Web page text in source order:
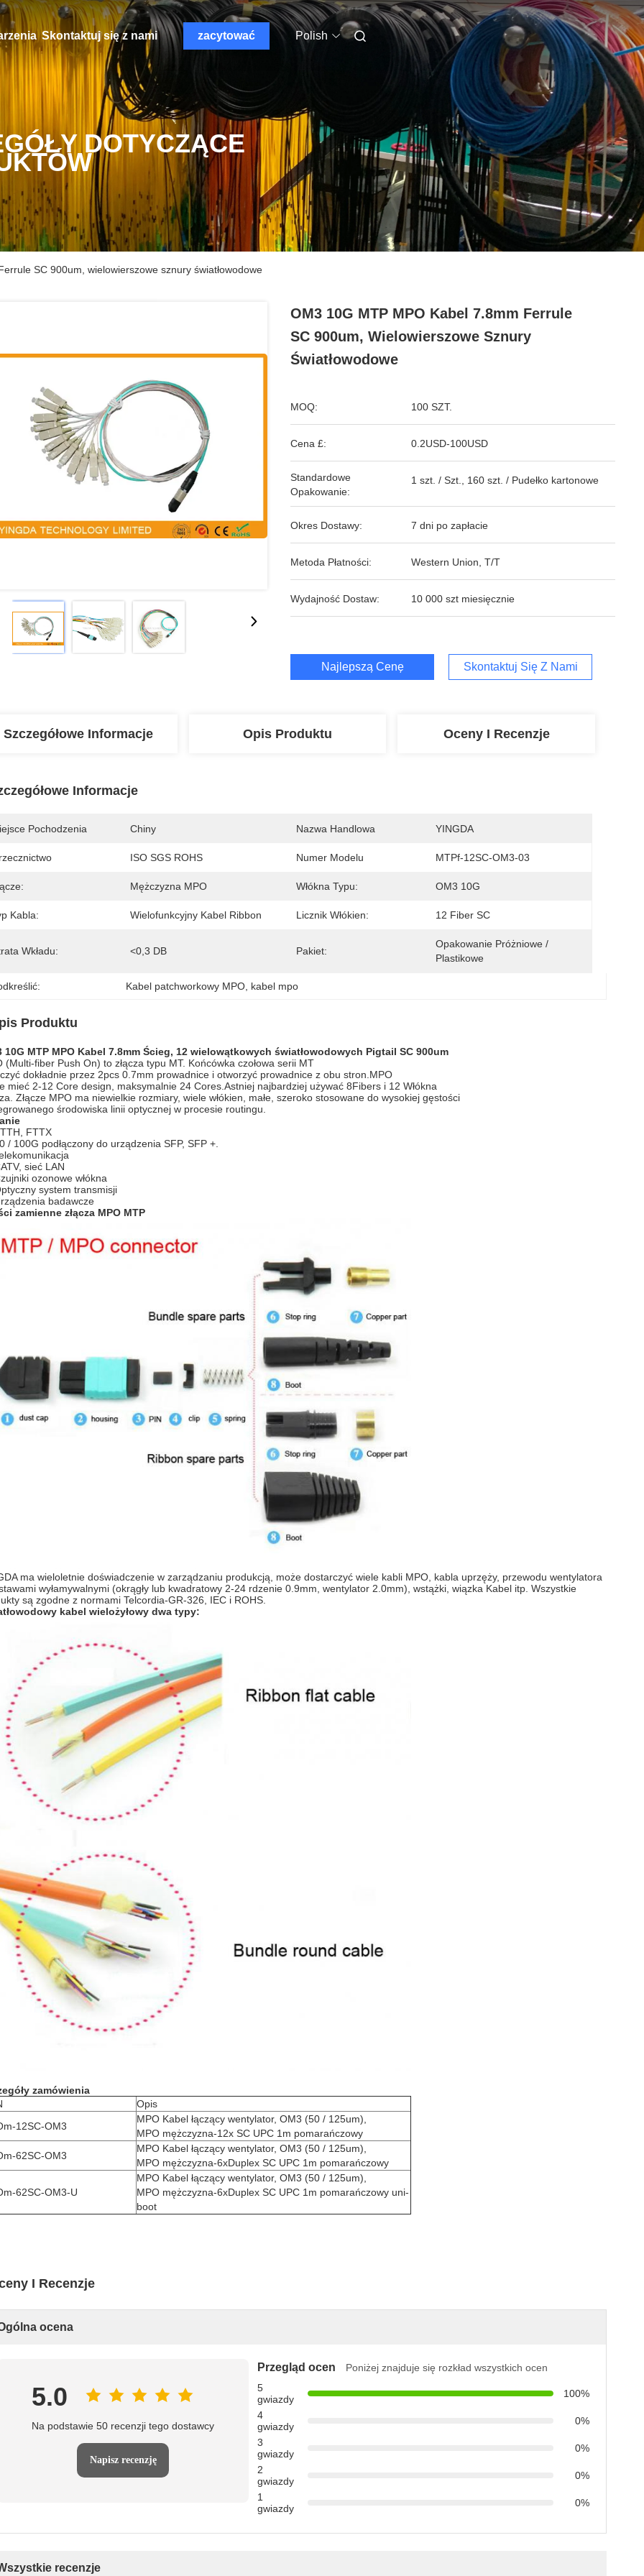
Skontaktuj się z nami zacytować Polish
DOTYCZĄCE
SC 900um, wielowierszowe sznury światłowodowe
OM3 10G MTP MPO Kabel 7.8mm Ferrule
SC 900um, Wielowierszowe Sznury
Światłowodowe
MOQ: 100 SZT.
Cena £: 0.2USD-100USD
Standardowe
Opakowanie:
1 szt. / Szt., 160 szt. / Pudełko kartonowe
Okres Dostawy: 7 dni po zapłacie
Metoda Płatności: Western Union, T/T
Wydajność Dostaw: 10 000 szt miesięcznie
Najlepszą Cenę Skontaktuj Się Z Nami
Szczegółowe Informacje Opis Produktu Oceny I Recenzje
Informacje
Pochodzenia Chiny Nazwa Handlowa YINGDA
ISO SGS ROHS Numer Modelu MTPf-12SC-OM3-03
Mężczyzna MPO Włókna Typu: OM3 10G
Kabla: Wielofunkcyjny Kabel Ribbon Licznik Włókien: 12 Fiber SC
Wkładu: <0,3 DB Pakiet:
Opakowanie Próżniowe /
Plastikowe
Kabel patchworkowy MPO kabel mpo
Produktu
10G MTP MPO Kabel 7.8mm Ścieg, 12 wielowątkowych światłowodowych Pigtail SC 900um
(Multi-fiber Push On) to złącza typu MT. Końcówka czołowa serii MT
dokładnie przez 2pcs 0.7mm prowadnice i otworzyć prowadnice z obu stron.MPO
mieć 2-12 Core design, maksymalnie 24 Cores.Astniej najbardziej używać 8Fibers i 12 Włókna
Złącze MPO ma niewielkie rozmiary, wiele włókien, małe, szeroko stosowane do wysokiej gęstości
środowiska linii optycznej w procesie routingu.
FTTX
/ 100G podłączony do urządzenia SFP, SFP +.
sieć LAN
ozonowe włókna
system transmisji
badawcze
zamienne złącza MPO MTP
ma wieloletnie doświadczenie w zarządzaniu produkcją, może dostarczyć wiele kabli MPO, kabla uprzęży, przewodu wentylatora
wyłamywalnymi (okrągły lub kwadratowy 2-24 rdzenie 0.9mm, wentylator 2.0mm), wstążki, wiązka Kabel itp. Wszystkie
są zgodne z normami Telcordia-GR-326, IEC i ROHS.
kabel wielożyłowy dwa typy:
zamówienia
Opis
12SC-OM3
MPO Kabel łączący wentylator, OM3 (50 / 125um),
MPO mężczyzna-12x SC UPC 1m pomarańczowy
62SC-OM3
MPO Kabel łączący wentylator, OM3 (50 / 125um),
MPO mężczyzna-6xDuplex SC UPC 1m pomarańczowy
62SC-OM3-U
MPO Kabel łączący wentylator, OM3 (50 / 125um),
MPO mężczyzna-6xDuplex SC UPC 1m pomarańczowy uni-
boot
I Recenzje
ocena
5.0
Na podstawie 50 recenzji tego dostawcy
Napisz recenzję
Przegląd ocen
Poniżej znajduje się rozkład wszystkich ocen
5
gwiazdy
100%
4
gwiazdy
0%
3
gwiazdy
0%
2
gwiazdy
0%
1
gwiazdy
0%
recenzje